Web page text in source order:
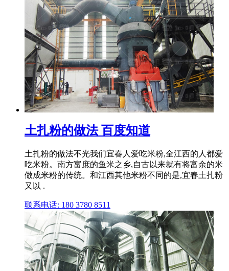
土扎粉的做法 百度知道
土扎粉的做法不光我们宜春人爱吃米粉,全江西的人都爱
吃米粉。南方富庶的鱼米之乡,自古以来就有将富余的米
做成米粉的传统。和江西其他米粉不同的是,宜春土扎粉
又以 .
联系电话: 180 3780 8511